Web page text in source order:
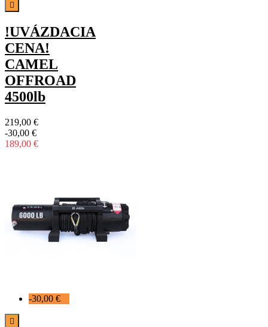

!UVÁZDACIA
CENA!
CAMEL
OFFROAD
4500lb
219,00 €
-30,00 €
189,00 €
-30,00 €
